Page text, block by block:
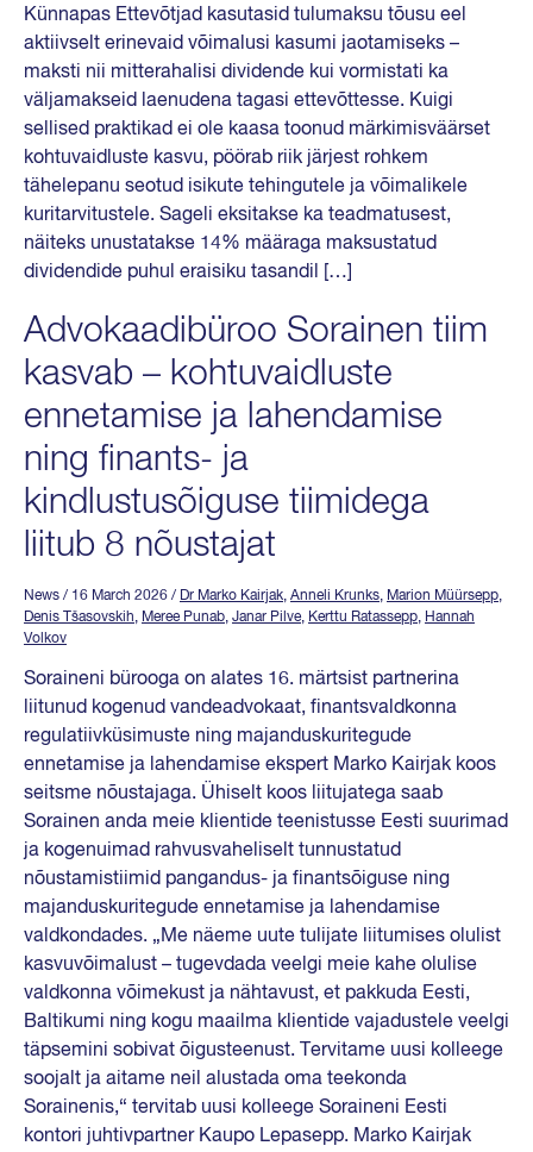
Künnapas Ettevõtjad kasutasid tulumaksu tõusu eel
aktiivselt erinevaid võimalusi kasumi jaotamiseks –
maksti nii mitterahalisi dividende kui vormistati ka
väljamakseid laenudena tagasi ettevõttesse. Kuigi
sellised praktikad ei ole kaasa toonud märkimisväärset
kohtuvaidluste kasvu, pöörab riik järjest rohkem
tähelepanu seotud isikute tehingutele ja võimalikele
kuritarvitustele. Sageli eksitakse ka teadmatusest,
näiteks unustatakse 14% määraga maksustatud
dividendide puhul eraisiku tasandil […]
Advokaadibüroo Sorainen tiim
kasvab – kohtuvaidluste
ennetamise ja lahendamise
ning finants- ja
kindlustusõiguse tiimidega
liitub 8 nõustajat
News / 16 March 2026 / Dr Marko Kairjak, Anneli Krunks, Marion Müürsepp,
Denis Tšasovskih, Meree Punab, Janar Pilve, Kerttu Ratassepp, Hannah
Volkov
Soraineni bürooga on alates 16. märtsist partnerina
liitunud kogenud vandeadvokaat, finantsvaldkonna
regulatiivküsimuste ning majanduskuritegude
ennetamise ja lahendamise ekspert Marko Kairjak koos
seitsme nõustajaga. Ühiselt koos liitujatega saab
Sorainen anda meie klientide teenistusse Eesti suurimad
ja kogenuimad rahvusvaheliselt tunnustatud
nõustamistiimid pangandus- ja finantsõiguse ning
majanduskuritegude ennetamise ja lahendamise
valdkondades. „Me näeme uute tulijate liitumises olulist
kasvuvõimalust – tugevdada veelgi meie kahe olulise
valdkonna võimekust ja nähtavust, et pakkuda Eesti,
Baltikumi ning kogu maailma klientide vajadustele veelgi
täpsemini sobivat õigusteenust. Tervitame uusi kolleege
soojalt ja aitame neil alustada oma teekonda
Sorainenis,“ tervitab uusi kolleege Soraineni Eesti
kontori juhtivpartner Kaupo Lepasepp. Marko Kairjak